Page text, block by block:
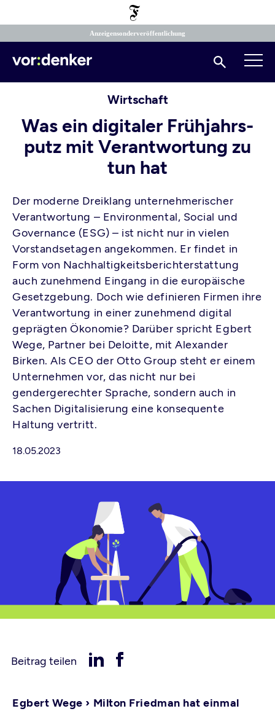
Anzeigensonderveröffentlichung
Wirtschaft
Was ein digitaler Frühjahrs­
putz mit Verantwortung zu
tun hat
Der moderne Dreiklang unternehmerischer
Verantwortung – Environmental, Social und
Governance (ESG) – ist nicht nur in vielen
Vorstandsetagen angekommen. Er findet in
Form von Nachhaltigkeitsberichterstattung
auch zunehmend Eingang in die europäische
Gesetzgebung. Doch wie definieren Firmen ihre
Verantwortung in einer zunehmend digital
geprägten Ökonomie? Darüber spricht Egbert
Wege, Partner bei Deloitte, mit Alexander
Birken. Als CEO der Otto Group steht er einem
Unternehmen vor, das nicht nur bei
gendergerechter Sprache, sondern auch in
Sachen Digitalisierung eine konsequente
Haltung vertritt.
18.05.2023
Beitrag teilen
Egbert Wege › Milton Friedman hat einmal